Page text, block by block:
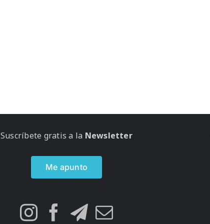
Suscríbete gratis a la Newsletter
Me apunto